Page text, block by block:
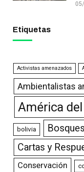
Etiquetas
Activistas amenazados
Ambientalistas
América
bolivia Bosques
Cartas y
Conservación